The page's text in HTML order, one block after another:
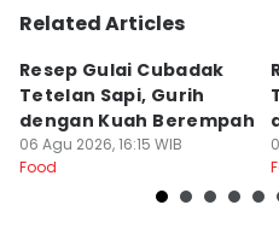
Related Articles
Resep Gulai Cubadak
Tetelan Sapi, Gurih
dengan Kuah Berempah
06 Agu 2026, 16:15 WIB
Food